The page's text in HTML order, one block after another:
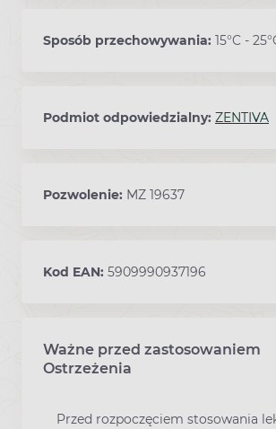
Sposób przechowywania: 15°C -
Podmiot odpowiedzialny: ZENTIVA
Pozwolenie: MZ 19637
Kod EAN: 5909990937196
Ważne przed zastosowaniem
Ostrzeżenia
Przed rozpoczęciem stosowania